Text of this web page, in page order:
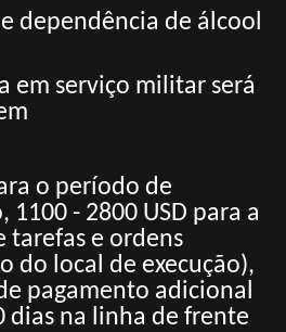
dependência de álcool
em serviço militar será
o período de
- 2800 USD para a
tarefas e ordens
do local de execução),
pagamento adicional
dias na linha de frente